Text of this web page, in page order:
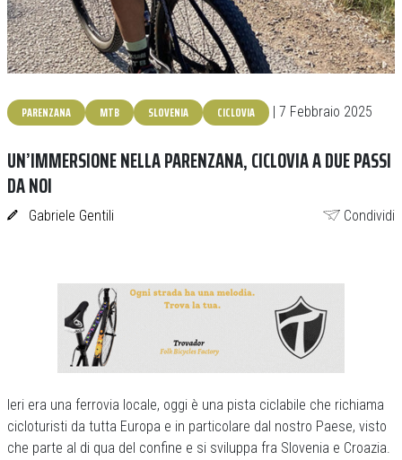
PARENZANA MTB SLOVENIA CICLOVIA | 7 Febbraio 2025
UN’IMMERSIONE NELLA PARENZANA, CICLOVIA A DUE PASSI
DA NOI
Gabriele Gentili Condividi
Ieri era una ferrovia locale, oggi è una pista ciclabile che richiama
cicloturisti da tutta Europa e in particolare dal nostro Paese, visto
che parte al di qua del confine e si sviluppa fra Slovenia e Croazia.